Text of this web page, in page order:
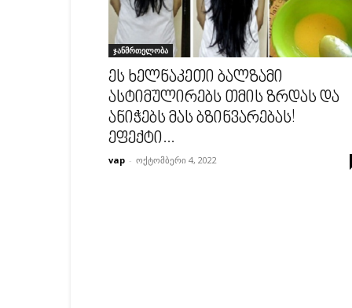
ჯანმრთელობა
ეს ხელნაკეთი ბალზამი
ასტიმულირებს თმის ზრდას და
ანიჭებს მას ბზინვარებას!
ეფექტი...
vap - ოქტომბერი 4, 2022